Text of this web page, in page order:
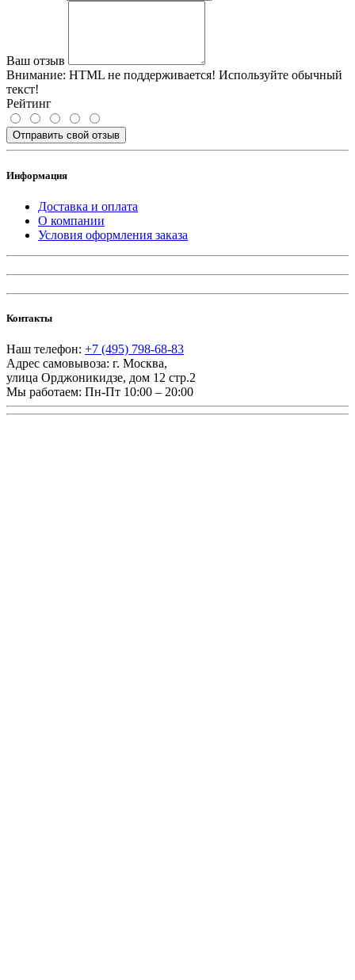
Ваш отзыв
Внимание: HTML не поддерживается! Используйте обычный
текст!
Рейтинг
Отправить свой отзыв
Информация
Доставка и оплата
О компании
Условия оформления заказа
Контакты
Наш телефон: +7 (495) 798-68-83
Адрес самовывоза: г. Москва,
улица Орджоникидзе, дом 12 стр.2
Мы работаем: Пн-Пт 10:00 – 20:00